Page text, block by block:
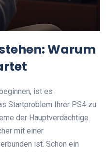
Warum
ist es
Startproblem Ihrer PS4 zu
der Hauptverdächtige.
mit einer
ist. Schon ein